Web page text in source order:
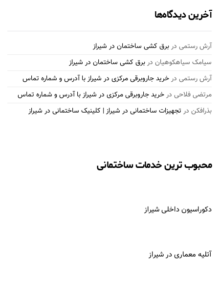
آخرین دیدگاه‌ها
آرش رستمی دربرق کشی ساختمان در شیراز
سیامک سیاهکوهیان دربرق کشی ساختمان در شیراز
آرش رستمی درخرید جاروبرقی مرکزی در شیراز با آدرس و شماره تماس
مرتضی فلاحی درخرید جاروبرقی مرکزی در شیراز با آدرس و شماره تماس
بذرافكن در تجهیزات ساختمانی در شیراز | کلینیک ساختمانی در شیراز
محبوب ترین خدمات ساختمانی
دکوراسیون داخلی شیراز
آتلیه معماری درشیراز